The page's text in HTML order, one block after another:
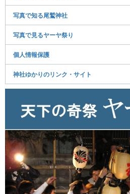
写真で知る尾鷲神社
写真で見るヤーヤ祭り
個人情報保護
神社ゆかりのリンク・サイト